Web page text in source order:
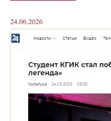
24.06.2026